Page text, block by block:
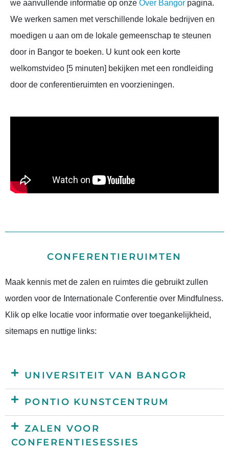
we aanvullende informatie op onze Over Bangor pagina.
We werken samen met verschillende lokale bedrijven en
moedigen u aan om de lokale gemeenschap te steunen
door in Bangor te boeken. U kunt ook een korte
welkomstvideo [5 minuten] bekijken met een rondleiding
door de conferentieruimten en voorzieningen.
CONFERENTIERUIMTEN
Maak kennis met de zalen en ruimtes die gebruikt zullen
worden voor de Internationale Conferentie over Mindfulness.
Klik op elke locatie voor informatie over toegankelijkheid,
sitemaps en nuttige links:
UNIVERSITEIT VAN BANGOR
PONTIO KUNSTCENTRUM
ZALEN VOOR
CONFERENTIESESSIES